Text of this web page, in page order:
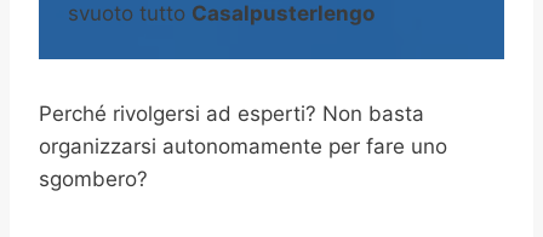
svuoto tutto Casalpusterlengo
Perché rivolgersi ad esperti? Non basta
organizzarsi autonomamente per fare uno
sgombero?